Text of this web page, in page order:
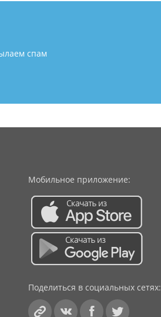
спам
Мобильное приложение:
Поделиться в социальных сетях: